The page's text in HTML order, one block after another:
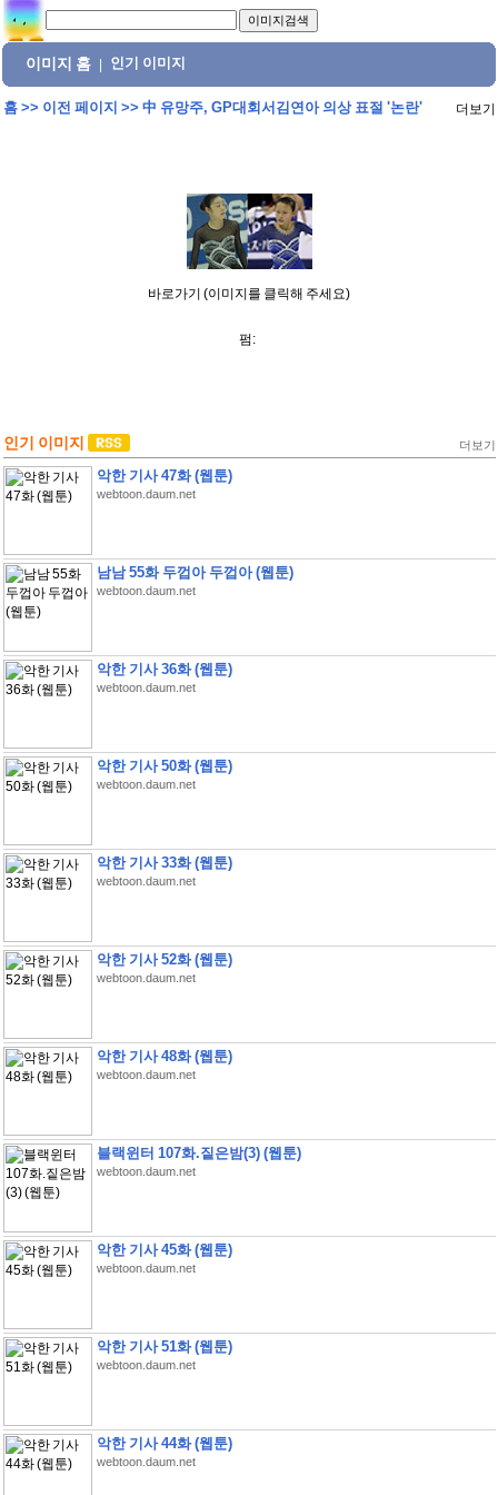
이미지 홈 인기 이미지
홈>> 이전 페이지 >> 中 유망주, GP대회서김연아 의상 표절 '논란' 더보기
바로가기 (이미지를 클릭해 주세요)
펌:
인기 이미지 더보기
악한 기사 47화 (웹툰)
webtoon.daum.net
남남 55화 두껍아 두껍아 (웹툰)
webtoon.daum.net
악한 기사 36화 (웹툰)
webtoon.daum.net
악한 기사 50화 (웹툰)
webtoon.daum.net
악한 기사 33화 (웹툰)
webtoon.daum.net
악한 기사 52화 (웹툰)
webtoon.daum.net
악한 기사 48화 (웹툰)
webtoon.daum.net
블랙윈터 107화.짙은밤(3) (웹툰)
webtoon.daum.net
악한 기사 45화 (웹툰)
webtoon.daum.net
악한 기사 51화 (웹툰)
webtoon.daum.net
악한 기사 44화 (웹툰)
webtoon.daum.net